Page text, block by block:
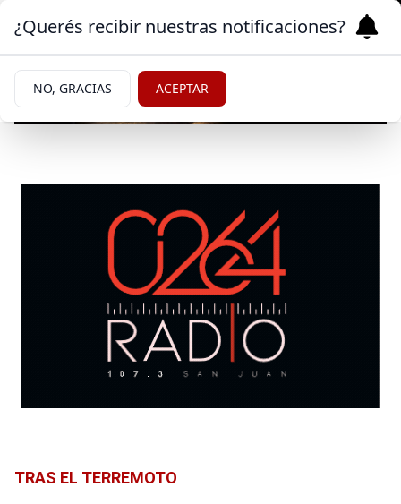
TRAS EL TERREMOTO
¿Querés recibir nuestras notificaciones?
NO, GRACIAS ACEPTAR